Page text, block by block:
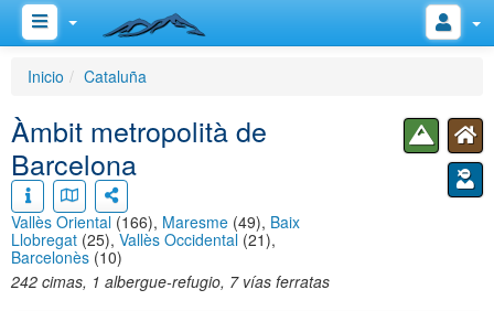
Inicio Cataluña
Àmbit metropolità de
Barcelona
Vallès Oriental (166), Maresme (49), Baix
Llobregat (25), Vallès Occidental (21),
Barcelonès (10)
242 cimas, 1 albergue-refugio, 7 vías ferratas